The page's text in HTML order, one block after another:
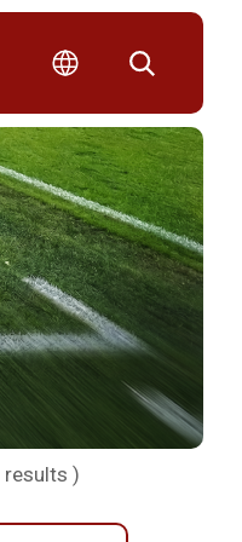
results )